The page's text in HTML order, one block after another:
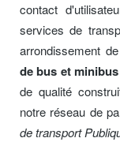
contact
services de
arrondissement de
de bus et
de qualité
notre réseau de
de transport